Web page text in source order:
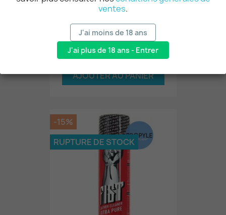
10,90 € 9,27 €
AJOUTER AU PANIER
-15%
RUPTURE DE STOCK
ventes.
J'ai moins de 18 ans
J'ai plus de 18 ans - Entrer